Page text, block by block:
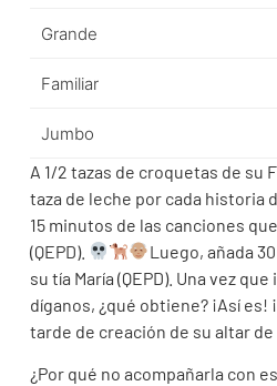
Grande
Familiar
Jumbo
A 1/2 tazas de croquetas de su
taza de leche por cada historia
15 minutos de las canciones
(QEPD).
Luego, añada
su tía María (QEPD). Una vez
díganos, ¿qué obtiene? ¡Así es!
tarde de creación de su altar de
¿Por qué no acompañarla con